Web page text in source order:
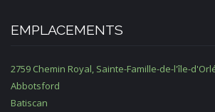
EMPLACEMENTS
2759 Chemin Royal, Sainte-Famille-de-l'île-
Abbotsford
Batiscan